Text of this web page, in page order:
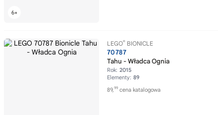
LEGO® BIONICLE
70787
Tahu - Władca Ognia
Rok: 2015
Elementy: 89
89,99 cena katalogowa